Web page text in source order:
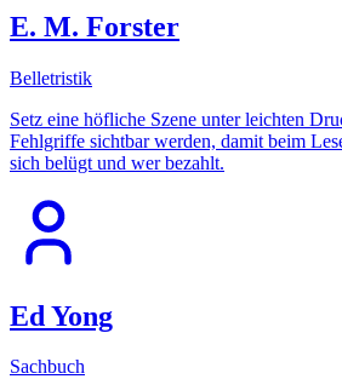
E. M. Forster
Belletristik
Setz eine höfliche Szene unter leichten
Fehlgriffe sichtbar werden, damit beim
sich belügt und wer bezahlt.
Ed Yong
Sachbuch